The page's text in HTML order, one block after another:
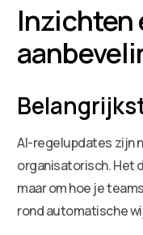
Inzichten
AI-regelupdates zijn
organisatorisch. Het
maar om hoe je
rond automatische